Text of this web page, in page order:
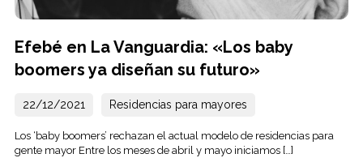
Efebé en La Vanguardia: «Los baby
boomers ya diseñan su futuro»
22/12/2021 Residencias para mayores
Los ‘baby boomers’ rechazan el actual modelo de residencias para
gente mayor Entre los meses de abril y mayo iniciamos […]